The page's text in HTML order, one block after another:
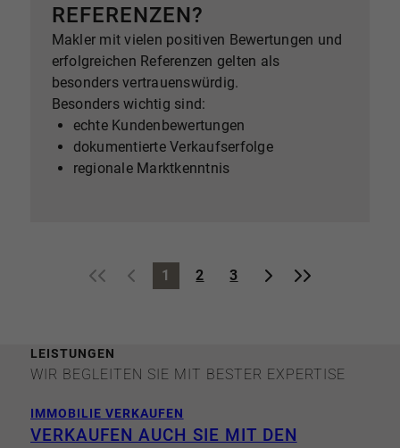
REFERENZEN?
Makler mit vielen positiven Bewertungen und
erfolgreichen Referenzen gelten als
besonders vertrauenswürdig.
Besonders wichtig sind:
echte Kundenbewertungen
dokumentierte Verkaufserfolge
regionale Marktkenntnis
« ‹ 1 2 3 › »
LEISTUNGEN
WIR BEGLEITEN SIE MIT BESTER EXPERTISE
IMMOBILIE VERKAUFEN
VERKAUFEN AUCH SIE MIT DEN